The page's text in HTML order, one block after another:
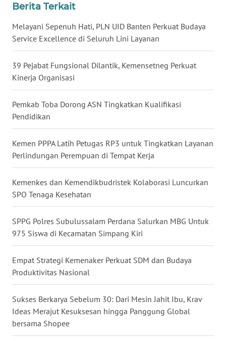
Berita Terkait
Melayani Sepenuh Hati, PLN UID Banten Perkuat Budaya
Service Excellence di Seluruh Lini Layanan
39 Pejabat Fungsional Dilantik, Kemensetneg Perkuat
Kinerja Organisasi
Pemkab Toba Dorong ASN Tingkatkan Kualifikasi
Pendidikan
Kemen PPPA Latih Petugas RP3 untuk Tingkatkan Layanan
Perlindungan Perempuan di Tempat Kerja
Kemenkes dan Kemendikbudristek Kolaborasi Luncurkan
SPO Tenaga Kesehatan
SPPG Polres Subulussalam Perdana Salurkan MBG Untuk
975 Siswa di Kecamatan Simpang Kiri
Empat Strategi Kemenaker Perkuat SDM dan Budaya
Produktivitas Nasional
Sukses Berkarya Sebelum 30: Dari Mesin Jahit Ibu, Krav
Ideas Merajut Kesuksesan hingga Panggung Global
bersama Shopee
LANGKAT
WN
TAPANULI
SELATAN
WN
TANJUNG
WN
WN
WN
TAPANULI
TENGAH
WN DELI
SERDANG
WN
TEBING